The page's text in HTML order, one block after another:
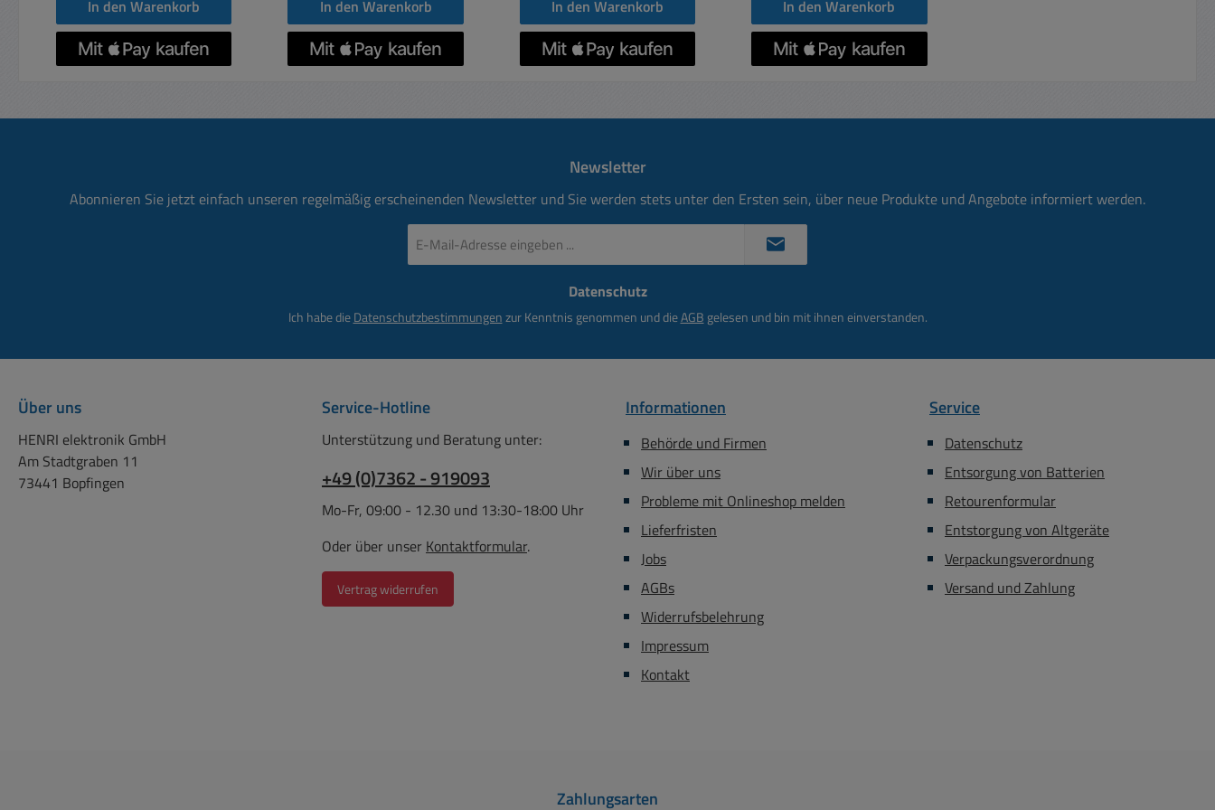
In den Warenkorb
Durchmesser 5x2,8mm
In den Warenkorb In den Warenkorb In den Warenkorb
Newsletter
Abonnieren Sie jetzt einfach unseren regelmäßig erscheinenden Newsletter und Sie werden stets unter den Ersten sein, über neue Produkte und Angebote informiert werden.
Mail-
Datenschutz
Ich habe dieDatenschutzbestimmungenzur Kenntnis genommen und dieAGB gelesen und bin mit ihnen einverstanden.
Über uns
HENRI elektronik GmbH
Am Stadtgraben 11
73441 Bopfingen
Service-Hotline
Unterstützung und Beratung unter:
+49 (0)7362 - 919093
Mo-Fr, 09:00 - 12.30 und 13:30-18:00 Uhr
Oder über unser Kontaktformular.
Vertrag widerrufen
Informationen
Behörde und Firmen
Wir über uns
Probleme mit Onlineshop melden
Lieferfristen
Jobs
AGBs
Widerrufsbelehrung
Impressum
Kontakt
Service
Datenschutz
Entsorgung von Batterien
Retourenformular
Entstorgung von Altgeräte
Verpackungsverordnung
Versand und Zahlung
Zahlungsarten